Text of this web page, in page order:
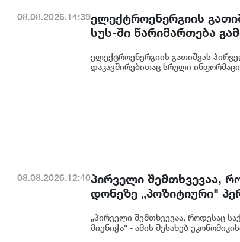
08.08.2026.14:39ელექტროენერგიის
სუს-ში წარიმართება
კონკრეტული მიზეზი -
ენგურჰესზე - ირაკლი
ელექტროენერგიის გათიშვას
დაკავშირებითაც სრული
08.08.2026.12:40პირველი შემთხვევაა,
დონეზე „პოზიტიური"
საერთაშორისო
ცინცაძე
„პირველი შემთხვევაა, როდესაც
მიენიჭა" - ამის შესახებ